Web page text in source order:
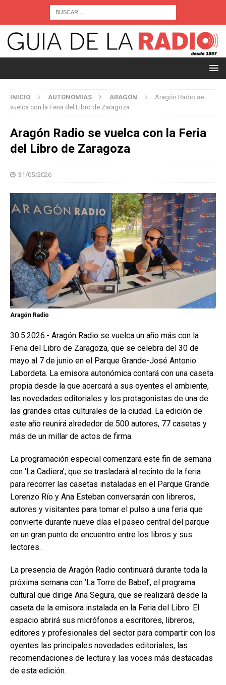
INICIO AUTONOMÍAS ARAGÓN
Aragón Radio se
vuelca con la Feria del Libro de Zaragoza
Aragón Radio se vuelca con la Feria
del Libro de Zaragoza
31/05/2026
Aragón Radio
30.5.2026.- Aragón Radio se vuelca un año más con la
Feria del Libro de Zaragoza, que se celebra del 30 de
mayo al 7 de junio en el Parque Grande-José Antonio
Labordeta. La emisora autonómica contará con una caseta
propia desde la que acercará a sus oyentes el ambiente,
las novedades editoriales y los protagonistas de una de
las grandes citas culturales de la ciudad. La edición de
este año reunirá alrededor de 500 autores, 77 casetas y
más de un millar de actos de firma.
La programación especial comenzará este fin de semana
con ‘La Cadiera’, que se trasladará al recinto de la feria
para recorrer las casetas instaladas en el Parque Grande.
Lorenzo Río y Ana Esteban conversarán con libreros,
autores y visitantes para tomar el pulso a una feria que
convierte durante nueve días el paseo central del parque
en un gran punto de encuentro entre los libros y sus
lectores.
La presencia de Aragón Radio continuará durante toda la
próxima semana con ‘La Torre de Babel’, el programa
cultural que dirige Ana Segura, que se realizará desde la
caseta de la emisora instalada en la Feria del Libro. El
espacio abrirá sus micrófonos a escritores, libreros,
editores y profesionales del sector para compartir con los
oyentes las principales novedades editoriales, las
recomendaciones de lectura y las voces más destacadas
de esta edición.